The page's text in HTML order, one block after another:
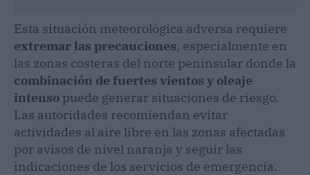
Esta situación meteorológica adversa requiere
extremar las precauciones, especialmente en
las zonas costeras del norte peninsular donde la
combinación de fuertes vientos y oleaje
intenso puede generar situaciones de riesgo.
Las autoridades recomiendan evitar
actividades al aire libre en las zonas afectadas
por avisos de nivel naranja y seguir las
indicaciones de los servicios de emergencia.